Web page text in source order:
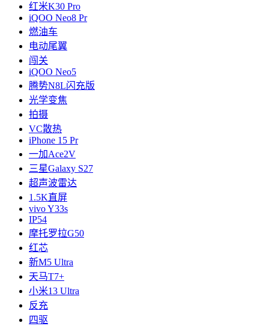
红米K30 Pro
iQOO Neo8 Pr
燃油车
电动尾翼
闯关
iQOO Neo5
腾势N8L闪充版
光学变焦
拍摄
VC散热
iPhone 15 Pr
一加Ace2V
三星Galaxy S27
超声波雷达
1.5K直屏
vivo Y33s
IP54
摩托罗拉G50
红芯
新M5 Ultra
天马T7+
小米13 Ultra
反充
四驱